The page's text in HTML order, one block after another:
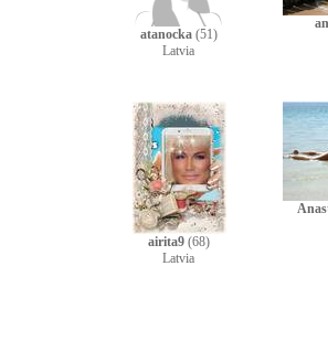
atanocka (51)
Latvia
airita9 (68)
Latvia